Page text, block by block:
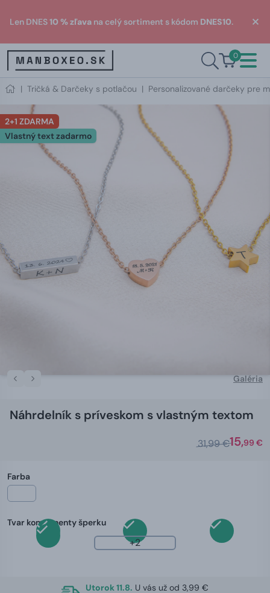
Len DNES10 % zľava na celý sortiment s kódom DNES10.
0
| Tričká & Darčeky s potlačou | Personalizované darčeky pre
2+1 ZDARMA
Vlastný text zadarmo
Galéria
Náhrdelník s príveskom s vlastným textom
31,99 €15,99 €
Farba
Tvar komponenty šperku
+2
Utorok 11.8. U vás už od 3,99 €